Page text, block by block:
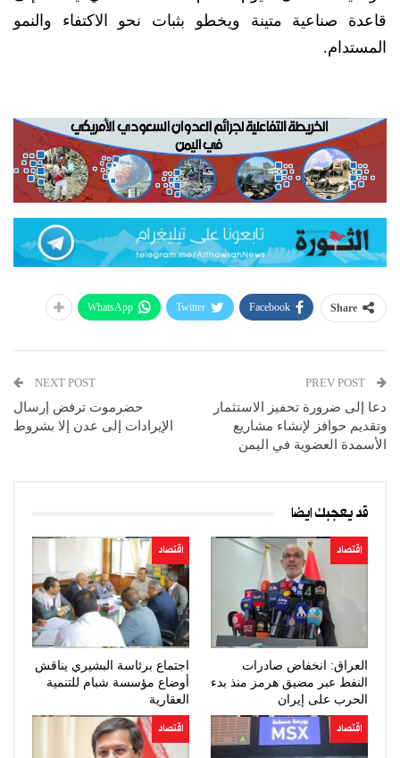
قاعدة صناعية متينة ويخطو بثبات نحو الاكتفاء والنمو
المستدام.
Share
Facebook
Twitter
WhatsApp
دعا إلى ضرورة تحفيز الاستثمار
وتقديم حوافز لإنشاء مشاريع
الأسمدة العضوية في اليمن
NEXT POST
حضرموت ترفض إرسال
الإيرادات إلى عدن إلا بشروط
قد يعجبك ايضا
اقتصاد
العراق: انخفاض صادرات
النفط عبر مضيق هرمز منذ بدء
الحرب على إيران
اقتصاد
اجتماع برئاسة البشيري يناقش
أوضاع مؤسسة شبام للتنمية
العقارية
اقتصاد اقتصاد